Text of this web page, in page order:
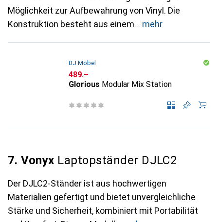
Möglichkeit zur Aufbewahrung von Vinyl. Die
Konstruktion besteht aus einem
mehr
DJ Möbel
CHF
489.–
Glorious Modular Mix Station
7. Vonyx Laptopständer DJLC2
Der DJLC2-Ständer ist aus hochwertigen
Materialien gefertigt und bietet unvergleichliche
Stärke und Sicherheit, kombiniert mit Portabilität